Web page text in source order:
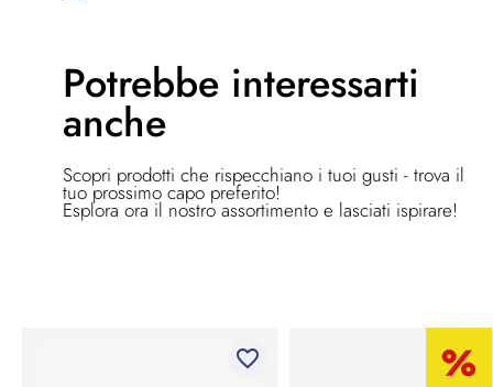
Potrebbe interessarti
anche
Scopri prodotti che rispecchiano i tuoi gusti - trova il
tuo prossimo capo preferito!
Esplora ora il nostro assortimento e lasciati ispirare!
favorite_border